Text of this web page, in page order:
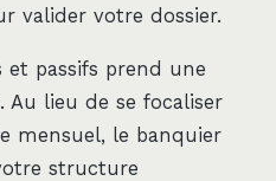
valider votre dossier.
et passifs prend une
Au lieu de se focaliser
mensuel, le banquier
structure